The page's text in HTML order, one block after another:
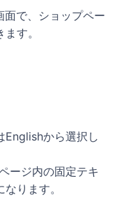
で、ショップペー
す。
Englishから選択し
ージ内の固定テキ
ります。